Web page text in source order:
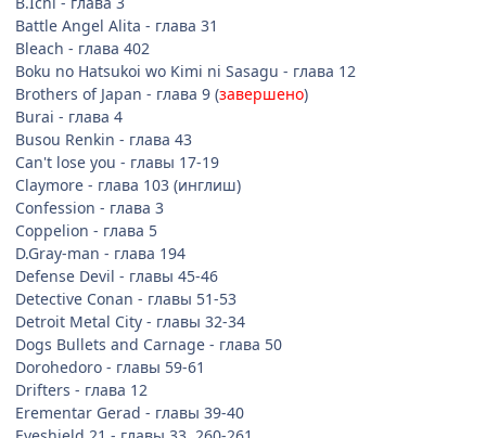
Battle Angel Alita - глава 31
Bleach - глава 402
Boku no Hatsukoi wo Kimi ni Sasagu - глава 12
Brothers of Japan - глава 9 (завершено)
Burai - глава 4
Busou Renkin - глава 43
Can't lose you - главы 17-19
Claymore - глава 103 (инглиш)
Confession - глава 3
Coppelion - глава 5
D.Gray-man - глава 194
Defense Devil - главы 45-46
Detective Conan - главы 51-53
Detroit Metal City - главы 32-34
Dogs Bullets and Carnage - глава 50
Dorohedoro - главы 59-61
Drifters - глава 12
Erementar Gerad - главы 39-40